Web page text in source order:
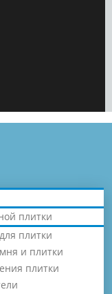
плитки
плитки
и плитки
плитки